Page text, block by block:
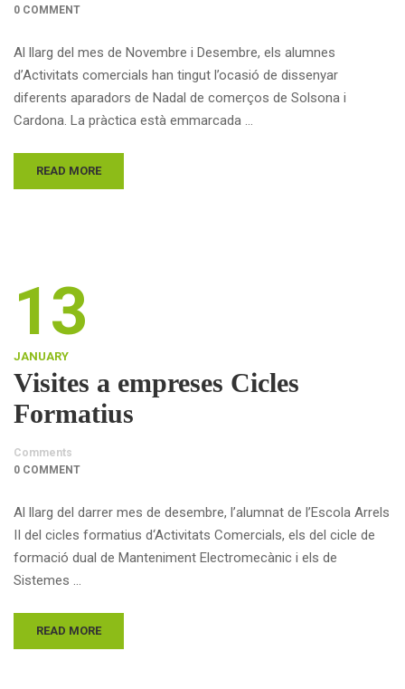
0 COMMENT
Al llarg del mes de Novembre i Desembre, els alumnes
d’Activitats comercials han tingut l’ocasió de dissenyar
diferents aparadors de Nadal de comerços de Solsona i
Cardona. La pràctica està emmarcada …
READ MORE
13
JANUARY
Visites a empreses Cicles
Formatius
Comments
0 COMMENT
Al llarg del darrer mes de desembre, l’alumnat de l’Escola Arrels
II del cicles formatius d‘Activitats Comercials, els del cicle de
formació dual de Manteniment Electromecànic i els de
Sistemes …
READ MORE